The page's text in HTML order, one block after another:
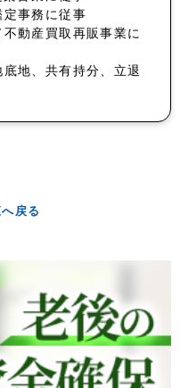
事務に従事
動産買取再販事業に
地、共有持分、立退
戻る